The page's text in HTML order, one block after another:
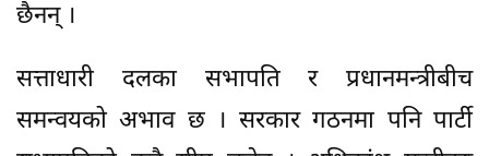
छैनन् ।
सत्ताधारी दलका सभापति र प्रधानमन्त्रीबीच
समन्वयको अभाव छ । सरकार गठनमा पनि पार्टी